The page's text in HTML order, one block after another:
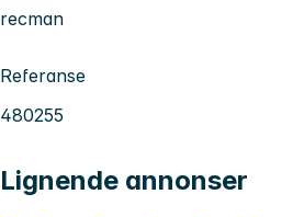
recman
Referanse
480255
Lignende annonser